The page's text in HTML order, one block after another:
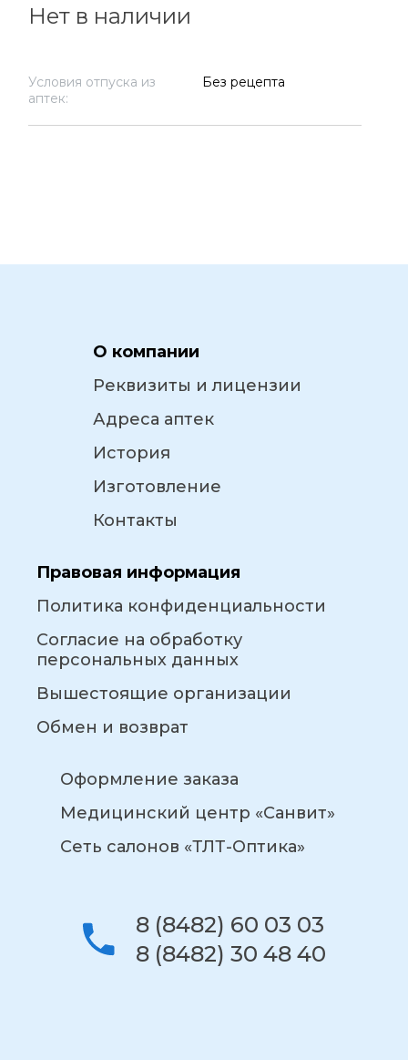
Нет в наличии
Условия отпуска из
аптек:
Без рецепта
О компании
Реквизиты и лицензии
Адреса аптек
История
Изготовление
Контакты
Правовая информация
Политика конфиденциальности
Согласие на обработку
персональных данных
Вышестоящие организации
Обмен и возврат
Оформление заказа
Медицинский центр «Санвит»
Сеть салонов «ТЛТ-Оптика»
8 (8482) 60 03 03
8 (8482) 30 48 40